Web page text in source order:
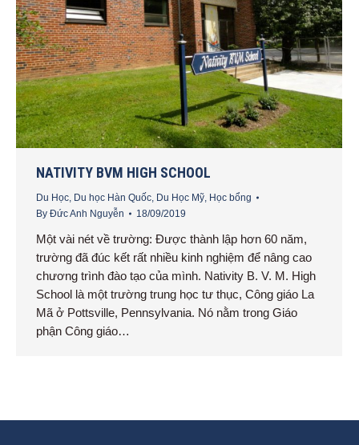
NATIVITY BVM HIGH SCHOOL
Du Học Du học Hàn Quốc Du Học Mỹ Học bổng
By Đức Anh Nguyễn 18/09/2019
Một vài nét về trường: Được thành lập hơn 60 năm,
trường đã đúc kết rất nhiều kinh nghiệm để nâng cao
chương trình đào tạo của mình. Nativity B. V. M. High
School là một trường trung học tư thục, Công giáo La
Mã ở Pottsville, Pennsylvania. Nó nằm trong Giáo
phận Công giáo…